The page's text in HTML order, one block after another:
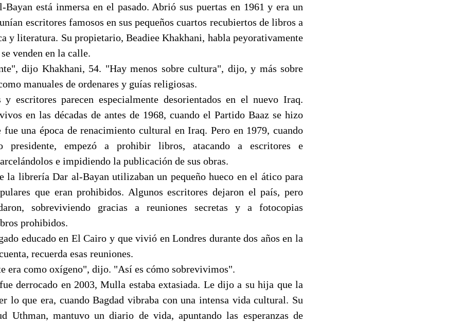
está inmersa en el pasado. Abrió sus puertas en 1961 y era un
escritores famosos en sus pequeños cuartos recubiertos de libros a
y literatura. Su propietario, Beadiee Khakhani, habla peyorativamente
venden en la calle.
dijo Khakhani, 54. "Hay menos sobre cultura", dijo, y más sobre
manuales de ordenares y guías religiosas.
y escritores parecen especialmente desorientados en el nuevo Iraq.
en las décadas de antes de 1968, cuando el Partido Baaz se hizo
fue una época de renacimiento cultural en Iraq. Pero en 1979, cuando
presidente, empezó a prohibir libros, atacando a escritores e
e impidiendo la publicación de sus obras.
la librería Dar al-Bayan utilizaban un pequeño hueco en el ático para
que eran prohibidos. Algunos escritores dejaron el país, pero
sobreviviendo gracias a reuniones secretas y a fotocopias
prohibidos.
educado en El Cairo y que vivió en Londres durante dos años en la
recuerda esas reuniones.
era como oxígeno", dijo. "Así es cómo sobrevivimos".
derrocado en 2003, Mulla estaba extasiada. Le dijo a su hija que la
lo que era, cuando Bagdad vibraba con una intensa vida cultural. Su
Uthman, mantuvo un diario de vida, apuntando las esperanzas de